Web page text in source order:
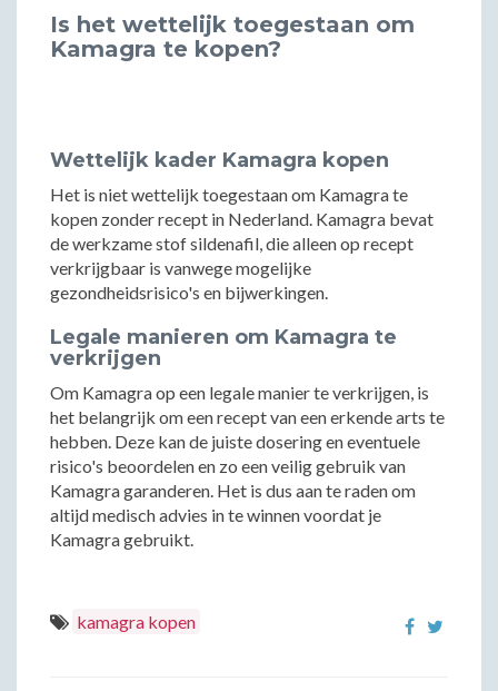
Is het wettelijk toegestaan om
Kamagra te kopen?
Wettelijk kader Kamagra kopen
Het is niet wettelijk toegestaan om Kamagra te
kopen zonder recept in Nederland. Kamagra bevat
de werkzame stof sildenafil, die alleen op recept
verkrijgbaar is vanwege mogelijke
gezondheidsrisico's en bijwerkingen.
Legale manieren om Kamagra te
verkrijgen
Om Kamagra op een legale manier te verkrijgen, is
het belangrijk om een recept van een erkende arts te
hebben. Deze kan de juiste dosering en eventuele
risico's beoordelen en zo een veilig gebruik van
Kamagra garanderen. Het is dus aan te raden om
altijd medisch advies in te winnen voordat je
Kamagra gebruikt.
kamagra kopen